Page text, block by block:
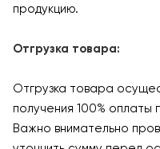
продукцию.
Отгрузка товара:
Отгрузка товара
получения 100%
Важно внимательно